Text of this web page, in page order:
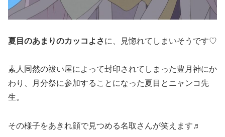
夏目のあまりのカッコよさに、見惚れてしまいそうです♡
素人同然の祓い屋によって封印されてしまった豊月神にか
わり、月分祭に参加することになった夏目とニャンコ先
生。
その様子をあきれ顔で見つめる名取さんが笑えます♬